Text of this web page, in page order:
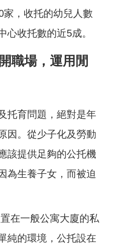
，收托的幼兒人數
心收托數的近5成。
職場，運用閒
托育問題，絕對是年
因。從少子化及勞動
該提供足夠的公托機
為生養子女，而被迫
在一般公寓大廈的私
純的環境，公托設在